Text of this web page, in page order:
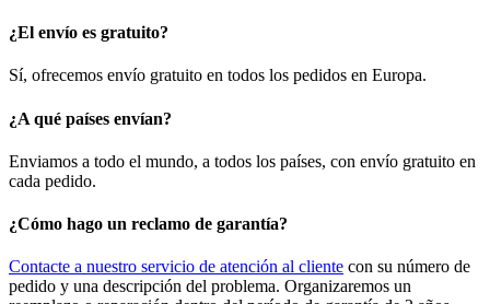
¿El envío es gratuito?
Sí, ofrecemos envío gratuito en todos los pedidos en Europa.
¿A qué países envían?
Enviamos a todo el mundo, a todos los países, con envío gratuito en
cada pedido.
¿Cómo hago un reclamo de garantía?
Contacte a nuestro servicio de atención al cliente con su número de
pedido y una descripción del problema. Organizaremos un